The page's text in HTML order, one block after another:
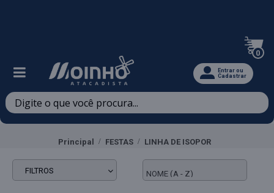
0
Entrar ou
Cadastrar
Principal FESTAS LINHA DE ISOPOR
FILTROS